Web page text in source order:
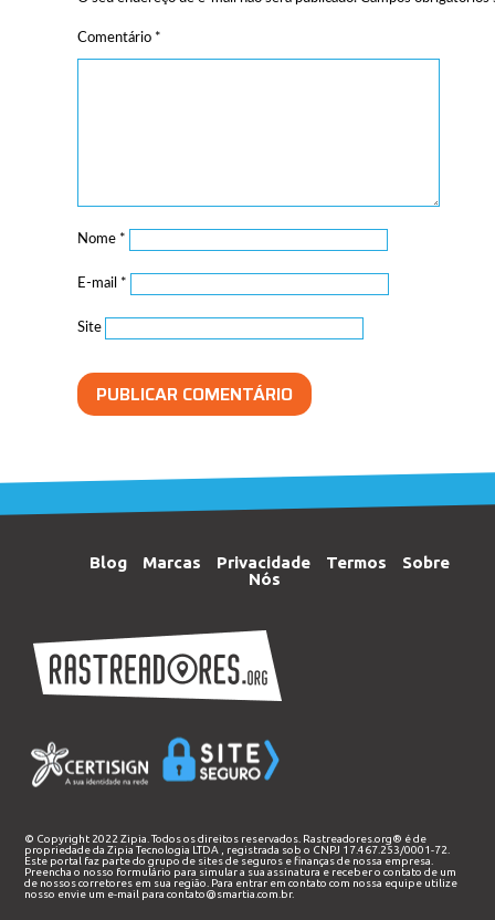
Comentário *
Nome *
E-mail *
Site
Blog Marcas Privacidade Termos
Sobre
Nós
© Copyright 2022 Zipia. Todos os direitos reservados. Rastreadores.org® é de
propriedade daZipia Tecnologia LTDA
, registrada sob o CNPJ 17.467.253/0001-72.
Este portal faz parte do grupo de sites de seguros e finanças de nossa empresa.
Preencha o nosso formulário para simular a sua assinatura e receber o contato de um
de nossos corretores em sua região. Para entrar em contato com nossa equipe utilize
nosso envie um e-mail paracontato@smartia.com.br.